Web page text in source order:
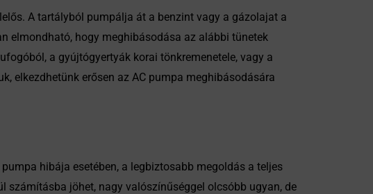
A tartályból pumpálja át a benzint vagy a gázolajat a
elmondható, hogy meghibásodása az alábbi tünetek
a gyújtógyertyák korai tönkremenetele, vagy a
elkezdhetünk erősen az AC pumpa meghibásodására
hibája esetében, a legbiztosabb megoldás a teljes
számításba jöhet, nagy valószínűséggel olcsóbb ugyan, de